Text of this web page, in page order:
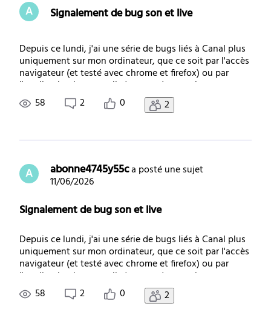
A
Signalement de bug son et live
Depuis ce lundi, j'ai une série de bugs liés à Canal plus
uniquement sur mon ordinateur, que ce soit par l'accès
navigateur (et testé avec chrome et firefox) ou par
l'application bureau. - il n'y a pas de son - les contenus
live, même regardés en différé, restent en chargement
ou avancent au rythme
58 2 0 2
A abonne4745y55c a posté une sujet
11/06/2026
Signalement de bug son et live
Depuis ce lundi, j'ai une série de bugs liés à Canal plus
uniquement sur mon ordinateur, que ce soit par l'accès
navigateur (et testé avec chrome et firefox) ou par
l'application bureau. - il n'y a pas de son - les contenus
live, même regardés en différé, restent en chargement
ou avancent au rythme
58 2 0 2